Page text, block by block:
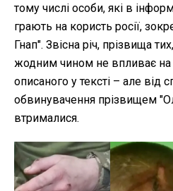
тому числі особи, які в
грають на користь росії,
Гнап". Звісна річ, прізвища
жодним чином не впливає на
описаного у тексті – але від
обвинувачення прізвищем
втрималися.